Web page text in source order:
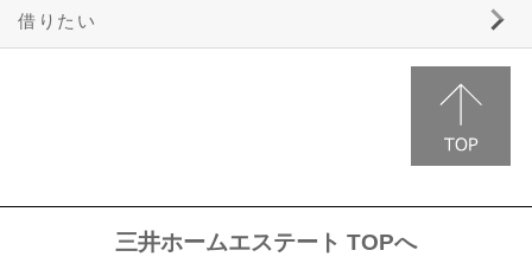
借りたい
三井ホームエステート TOPへ